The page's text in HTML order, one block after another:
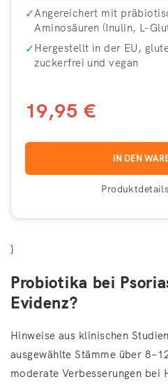
✓Angereichert mit
Aminosäuren (Inulin, L-
✓Hergestellt in der EU,
zuckerfrei und vegan
19,95 €
IN DEN
}
Probiotika bei
Evidenz?
Hinweise aus klinischen
ausgewählte Stämme über
moderate Verbesserungen bei